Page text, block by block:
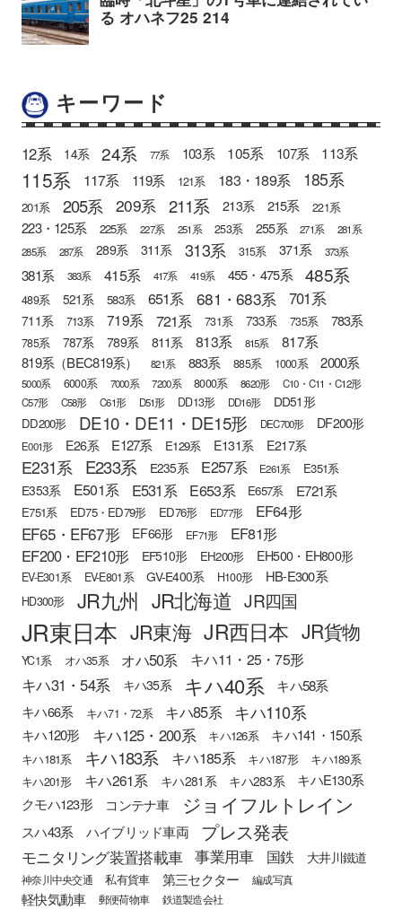
キーワード
12系 14系 24系 77系 103系 105系 107系 113系
115系 117系 119系 121系 183・189系 185系
201系 205系 209系 211系 213系 215系 221系
223・125系 225系 227系 251系 253系 255系 271系
281系
285系
287系 289系 311系 313系 315系 371系 373系
381系 383系 415系 417系 419系 455・475系 485系
489系 521系 583系 651系 681・683系 701系
711系 713系 719系 721系 731系 733系 735系 783系
785系 787系 789系 811系 813系 815系 817系
819系（BEC819系） 821系 883系 885系 1000系 2000系
5000系 6000系 7000系 7200系 8000系 8620形
C10・C11・C12形
C57形
C58形 C61形 D51形 DD13形 DD16形 DD51形
DD200形 DE10・DE11・DE15形 DEC700形 DF200形
E001形 E26系 E127系 E129系 E131系 E217系
E231系 E233系 E235系 E257系 E261系 E351系
E353系 E501系 E531系 E653系 E657系 E721系
E751系 ED75・ED79形 ED76形 ED77形 EF64形
EF65・EF67形 EF66形 EF71形
EF81形
EF200・EF210形
EF510形 EH200形 EH500・EH800形
EV-E301系 EV-E801系 GV-E400系 H100形 HB-E300系
HD300形 JR九州 JR北海道 JR四国
JR東日本 JR東海 JR西日本 JR貨物
YC1系 オハ35系 オハ50系 キハ11・25・75形
キハ31・54系 キハ35系 キハ40系 キハ58系
キハ66系 キハ71・72系 キハ85系 キハ110系
キハ120形 キハ125・200系 キハ126系 キハ141・150系
キハ181系 キハ183系 キハ185系 キハ187形
キハ189系
キハ201形
キハ261系 キハ281系 キハ283系
キハE130系
クモハ123形
コンテナ車 ジョイフルトレイン
スハ43系 ハイブリッド車両 プレス発表
モニタリング装置搭載車 事業用車 国鉄 大井川鐵道
神奈川中央交通 私有貨車 第三セクター 編成写真
軽快気動車 郵便荷物車 鉄道製造会社